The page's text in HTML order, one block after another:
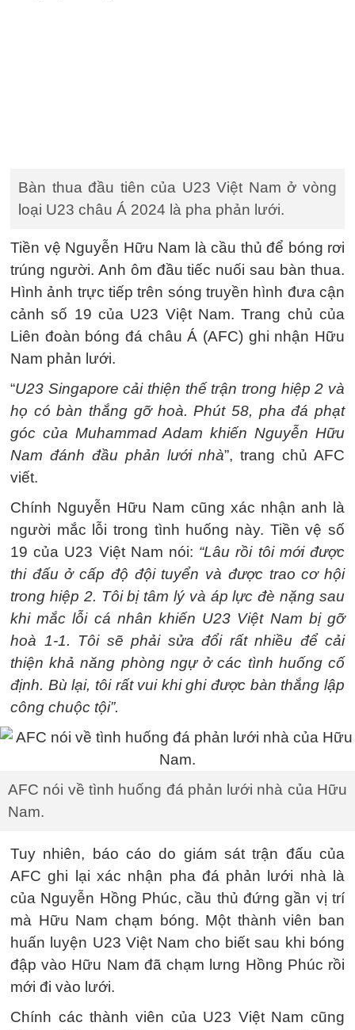
Bàn thua đầu tiên của U23 Việt Nam ở vòng
loại U23 châu Á 2024 là pha phản lưới.
Tiền vệ Nguyễn Hữu Nam là cầu thủ để bóng rơi
trúng người. Anh ôm đầu tiếc nuối sau bàn thua.
Hình ảnh trực tiếp trên sóng truyền hình đưa cận
cảnh số 19 của U23 Việt Nam. Trang chủ của
Liên đoàn bóng đá châu Á (AFC) ghi nhận Hữu
Nam phản lưới.
“U23 Singapore cải thiện thế trận trong hiệp 2 và
họ có bàn thắng gỡ hoà. Phút 58, pha đá phạt
góc của Muhammad Adam khiến Nguyễn Hữu
Nam đánh đầu phản lưới nhà”, trang chủ AFC
viết.
Chính Nguyễn Hữu Nam cũng xác nhận anh là
người mắc lỗi trong tình huống này. Tiền vệ số
19 của U23 Việt Nam nói: “Lâu rồi tôi mới được
thi đấu ở cấp độ đội tuyển và được trao cơ hội
trong hiệp 2. Tôi bị tâm lý và áp lực đè nặng sau
khi mắc lỗi cá nhân khiến U23 Việt Nam bị gỡ
hoà 1-1. Tôi sẽ phải sửa đổi rất nhiều để cải
thiện khả năng phòng ngự ở các tình huống cố
định. Bù lại, tôi rất vui khi ghi được bàn thắng lập
công chuộc tội”.
AFC nói về tình huống đá phản lưới nhà của Hữu
Nam.
Tuy nhiên, báo cáo do giám sát trận đấu của
AFC ghi lại xác nhận pha đá phản lưới nhà là
của Nguyễn Hồng Phúc, cầu thủ đứng gần vị trí
mà Hữu Nam chạm bóng. Một thành viên ban
huấn luyện U23 Việt Nam cho biết sau khi bóng
đập vào Hữu Nam đã chạm lưng Hồng Phúc rồi
mới đi vào lưới.
Chính các thành viên của U23 Việt Nam cũng